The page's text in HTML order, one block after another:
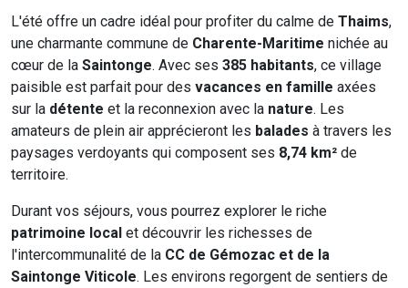
L'été offre un cadre idéal pour profiter du calme de Thaims,
une charmante commune de Charente-Maritime nichée au
cœur de la Saintonge. Avec ses 385 habitants, ce village
paisible est parfait pour des vacances en famille axées
sur la détente et la reconnexion avec la nature. Les
amateurs de plein air apprécieront les balades à travers les
paysages verdoyants qui composent ses 8,74 km² de
territoire.
Durant vos séjours, vous pourrez explorer le riche
patrimoine local et découvrir les richesses de
l'intercommunalité de la CC de Gémozac et de la
Saintonge Viticole. Les environs regorgent de sentiers de